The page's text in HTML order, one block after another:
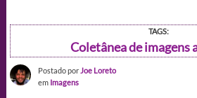
TAGS:
Coletânea de imagens
Postado por Joe Loreto
em Imagens